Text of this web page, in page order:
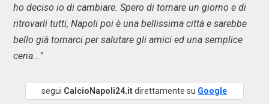
ho deciso io di cambiare. Spero di tornare un giorno e di
ritrovarli tutti, Napoli poi è una bellissima città e sarebbe
bello già tornarci per salutare gli amici ed una semplice
cena..."
segui CalcioNapoli24.itdirettamente su Google